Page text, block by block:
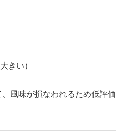
きい）
風味が損なわれるため低評価